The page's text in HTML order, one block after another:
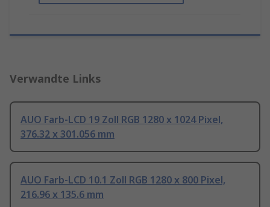
Verwandte Links
AUO Farb-LCD 19 Zoll RGB 1280 x 1024 Pixel,
376.32 x 301.056 mm
AUO Farb-LCD 10.1 Zoll RGB 1280 x 800 Pixel,
216.96 x 135.6 mm